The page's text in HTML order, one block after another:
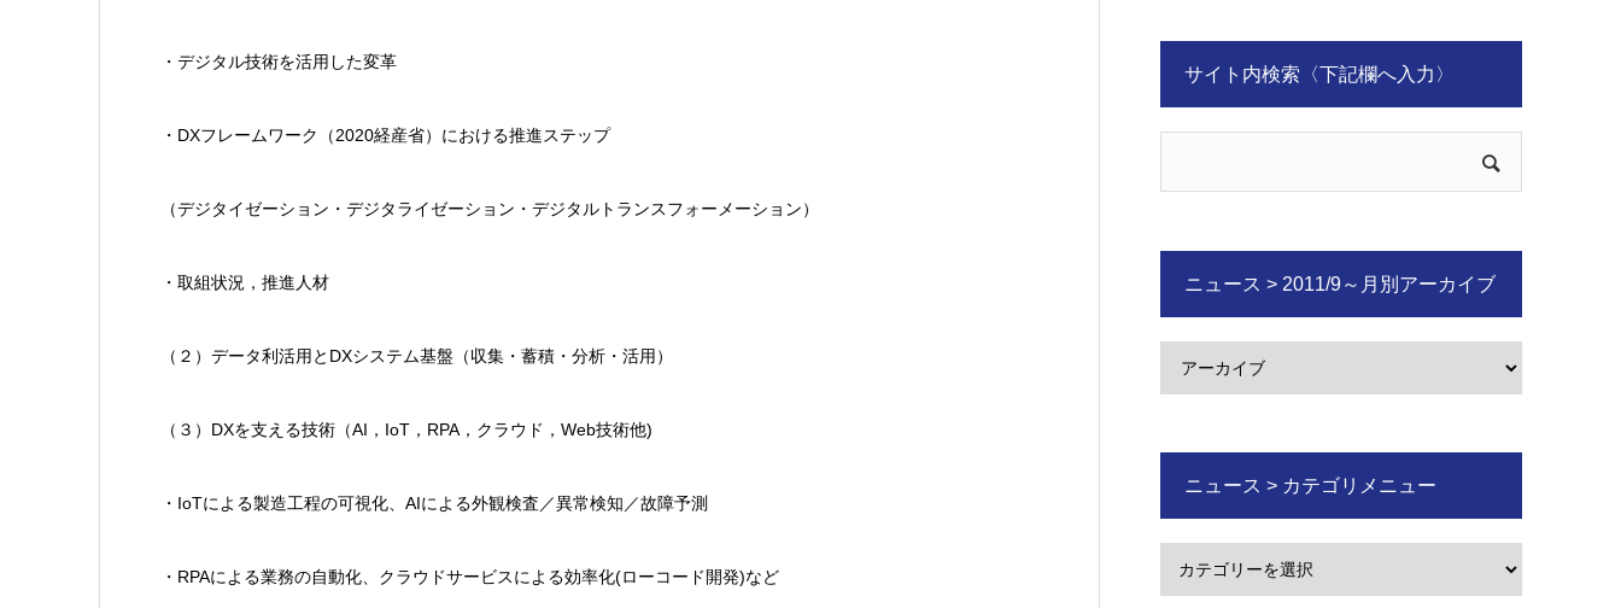
・デジタル技術を活用した変革
・DXフレームワーク（2020経産省）における推進ステップ
（デジタイゼーション・デジタライゼーション・デジタルトランスフォーメーション）
・取組状況，推進人材
（２）データ利活用とDXシステム基盤（収集・蓄積・分析・活用）
（３）DXを支える技術（AI，IoT，RPA，クラウド，Web技術他)
・IoTによる製造工程の可視化、AIによる外観検査／異常検知／故障予測
・RPAによる業務の自動化、クラウドサービスによる効率化(ローコード開発)など
サイト内検索〈下記欄へ入力〉
ニュース > 2011/9～月別アーカイブ
ニュース > カテゴリメニュー